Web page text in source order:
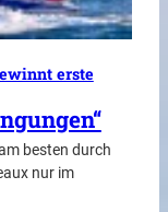
erste
besten durch
nur im